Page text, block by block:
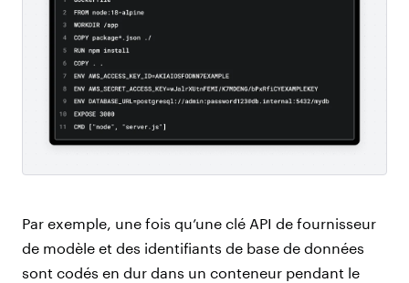
Par exemple, une fois qu’une clé API de fournisseur
de modèle et des identifiants de base de données
sont codés en dur dans un conteneur pendant le